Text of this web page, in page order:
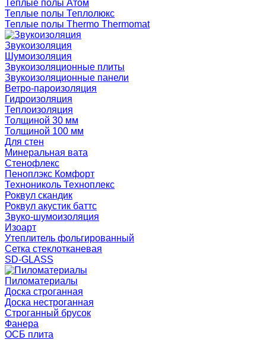
Теплые полы Атом
Теплые полы Теплолюкс
Теплые полы Thermo Thermomat
Звукоизоляция
Шумоизоляция
Звукоизоляционные плиты
Звукоизоляционные панели
Ветро-пароизоляция
Гидроизоляция
Теплоизоляция
Толщиной 30 мм
Толщиной 100 мм
Для стен
Минеральная вата
Стенофлекс
Пеноплэкс Комфорт
Технониколь Техноплекс
Роквул скандик
Роквул акустик баттс
Звуко-шумоизоляция
Изоарт
Утеплитель фольгированный
Сетка стеклотканевая
SD-GLASS
Пиломатериалы
Доска строганная
Доска нестроганная
Строганный брусок
Фанера
ОСБ плита